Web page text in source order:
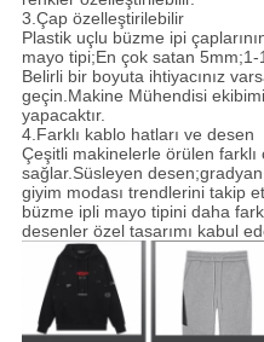
3.Çap özelleştirilebilir
Plastik uçlu büzme ipi
mayo tipi;En çok satan 5mm;1-
Belirli bir boyuta ihtiyacınız
geçin.Makine Mühendisi
yapacaktır.
4.Farklı kablo hatları ve desen
Çeşitli makinelerle örülen
sağlar.Süsleyen
giyim modası trendlerini takip
büzme ipli mayo tipini daha
desenler özel tasarımı kabul